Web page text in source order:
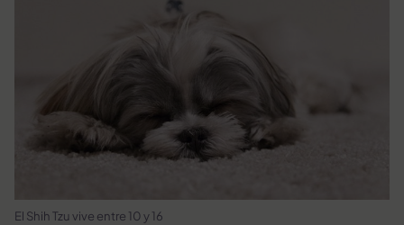
El Shih Tzu vive entre 10 y 16